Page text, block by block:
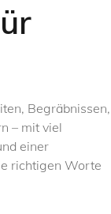
Begräbnissen,
– mit viel
einer
richtigen Worte